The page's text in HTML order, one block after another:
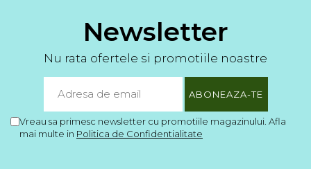
Newsletter
Nu rata ofertele si promotiile noastre
Vreau sa primesc newsletter cu promotiile magazinului. Afla
mai multe in Politica de Confidentialitate